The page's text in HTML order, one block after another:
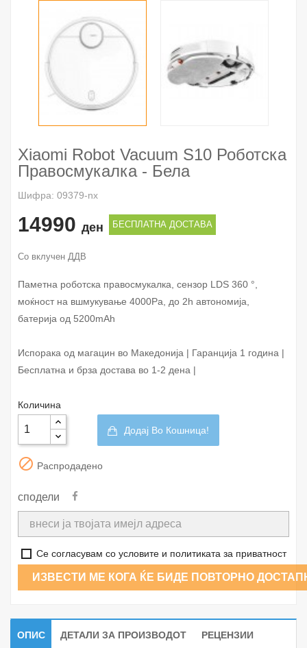
Xiaomi Robot Vacuum S10 Роботска
Правосмукалка - Бела
Шифра: 09379-nx
14990 ден БЕСПЛАТНА ДОСТАВА
Со вклучен ДДВ
Паметна роботска правосмукалка, сензор LDS 360 °,
моќност на вшмукување 4000Pa, до 2h автономија,
батерија од 5200mAh
Испорака од магацин во Македонија | Гаранција 1 година |
Бесплатна и брза достава во 1-2 дена |
Количина
Додај Во Кошница!
 Распродадено
сподели
Се согласувам со условите и политиката за приватност
ИЗВЕСТИ МЕ КОГА ЌЕ БИДЕ ПОВТОРНО
ОПИС ДЕТАЛИ ЗА ПРОИЗВОДОТ РЕЦЕНЗИИ